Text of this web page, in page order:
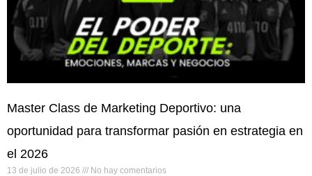
Master Class de Marketing Deportivo: una
oportunidad para transformar pasión en estrategia en
el 2026
13 de julio de 2026 No hay comentarios